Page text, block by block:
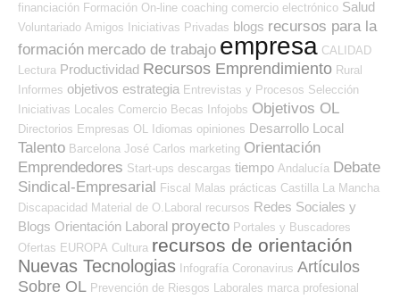
financiación Formación On-line coaching comercio electrónico Salud
Voluntariado Amigos Iniciativas Privadas blogs recursos para la
formación mercado de trabajo empresa CALIDAD
Lectura Productividad Recursos Emprendimiento Rural
Informes objetivos estrategia Entrevistas y Procesos Selección
Iniciativas Locales Comercio Becas Infojobs Objetivos OL
Directorios Empresas OL Idiomas opiniones Desarrollo Local
Talento Barcelona José Carlos marketing Orientación
Emprendedores Start-ups descargas tiempo Andalucía Debate
Sindical-Empresarial Fiscal Malas prácticas Castilla La Mancha
Discapacidad Material de O.Laboral recursos Redes Sociales y
Blogs Orientación Laboral proyecto Portales y Buscadores
Ofertas EUROPA Cultura recursos de orientación
Nuevas Tecnologias Infografía Coronavirus Artículos
Sobre OL Prevención de Riesgos Laborales marca profesional